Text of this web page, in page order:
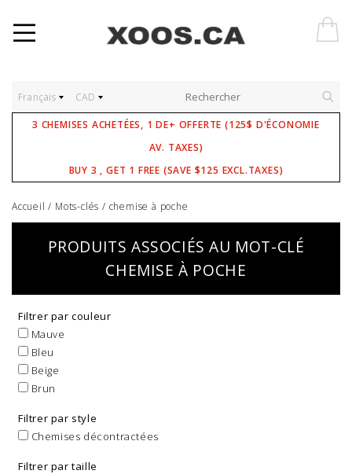
Français CAD
3 CHEMISES ACHETÉES, 1 DE+ OFFERTE (125$ D'ÉCONOMIE
AV. TAXES)
BUY 3 , GET 1 FREE (SAVE $125 EXCL.TAXES)
Accueil / Mots-clés / chemise à poche
PRODUITS ASSOCIÉS AU MOT-CLÉ
CHEMISE À POCHE
Filtrer par couleur
Mauve
Bleu
Beige
Brun
Filtrer par style
Chemises décontractées
Filtrer par taille